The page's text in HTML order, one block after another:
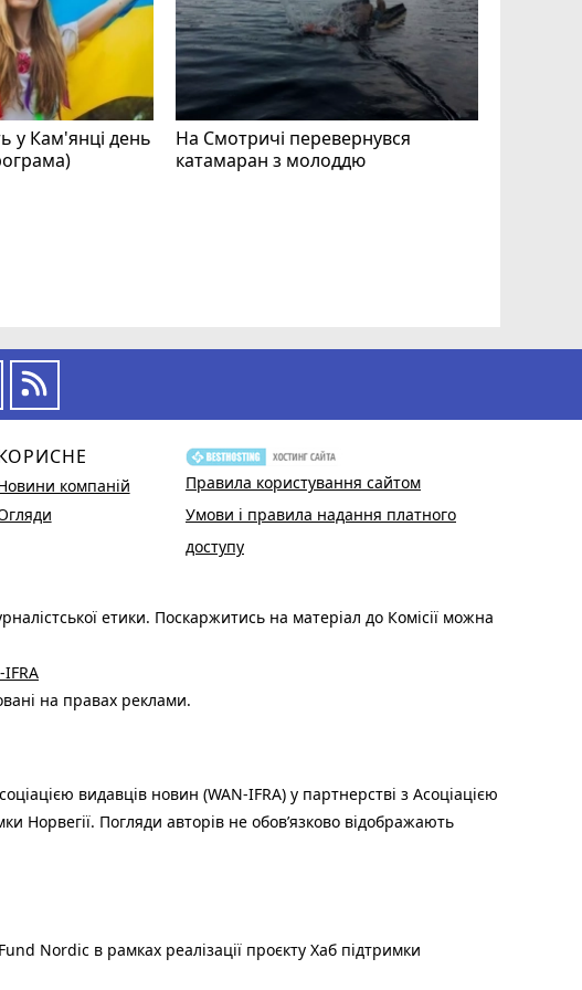
у Кам'янці день
На Смотричі перевернувся
катамаран з молоддю
компаній
Правила користування сайтом
Умови і правила надання платного
доступу
етики. Поскаржитись на матеріал до Комісії можна
IFRA
на правах реклами.
видавців новин (WAN-IFRA) у партнерстві з Асоціацією
Норвегії. Погляди авторів не обов’язково відображають
Nordic в рамках реалізації проєкту Хаб підтримки